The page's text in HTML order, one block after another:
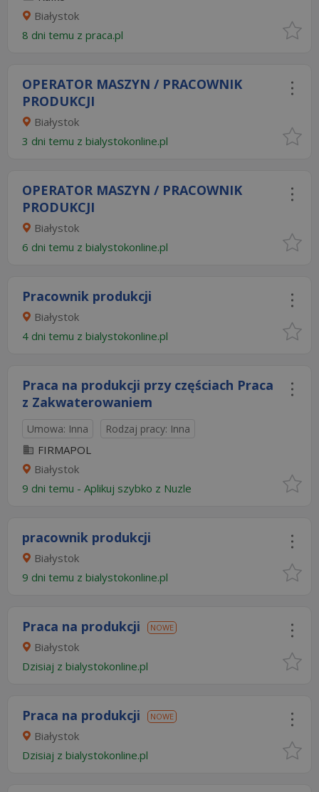
Białystok
8 dni temu z praca.pl
OPERATOR MASZYN / PRACOWNIK
PRODUKCJI
Białystok
3 dni temu z bialystokonline.pl
OPERATOR MASZYN / PRACOWNIK
PRODUKCJI
Białystok
6 dni temu z bialystokonline.pl
Pracownik produkcji
Białystok
4 dni temu z bialystokonline.pl
Praca na produkcji przy częściach Praca
z Zakwaterowaniem
Umowa: Inna Rodzaj pracy: Inna
FIRMAPOL
Białystok
9 dni temu - Aplikuj szybko z Nuzle
pracownik produkcji
Białystok
9 dni temu z bialystokonline.pl
Praca na produkcji NOWE
Białystok
Dzisiaj z bialystokonline.pl
Praca na produkcji NOWE
Białystok
Dzisiaj z bialystokonline.pl